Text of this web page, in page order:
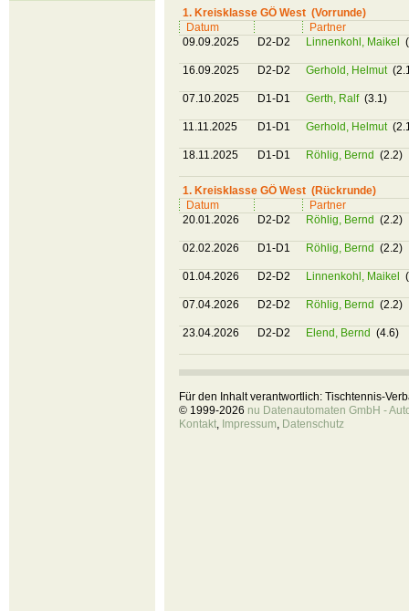
1. Kreisklasse GÖ West (Vorrunde)
Datum
Partner
09.09.2025
D2-D2 Linnenkohl, Maikel
16.09.2025 D2-D2 Gerhold, Helmut
07.10.2025 D1-D1 Gerth, Ralf (3.1)
11.11.2025 D1-D1 Gerhold, Helmut
18.11.2025 D1-D1 Röhlig, Bernd (2.2)
1. Kreisklasse GÖ West (Rückrunde)
Datum
Partner
20.01.2026
D2-D2 Röhlig, Bernd (2.2)
02.02.2026 D1-D1 Röhlig, Bernd (2.2)
01.04.2026 D2-D2 Linnenkohl, Maikel
07.04.2026 D2-D2 Röhlig, Bernd (2.2)
23.04.2026 D2-D2 Elend, Bernd (4.6)
Für den Inhalt verantwortlich: Tischtennis-
© 1999-2026 nu Datenautomaten GmbH -
Kontakt, Impressum, Datenschutz